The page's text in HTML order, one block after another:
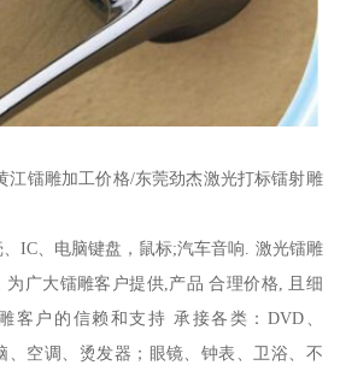
江镭雕加工价格/东莞劲杰激光打标镭射雕
IC、电脑键盘，鼠标;汽车音响. 激光镭雕
为广大镭雕客户提供,产品 合理价格, 且细
客户的信赖和支持 承接各类：DVD、
、空调、烫发器；眼镜、钟表、卫浴、不